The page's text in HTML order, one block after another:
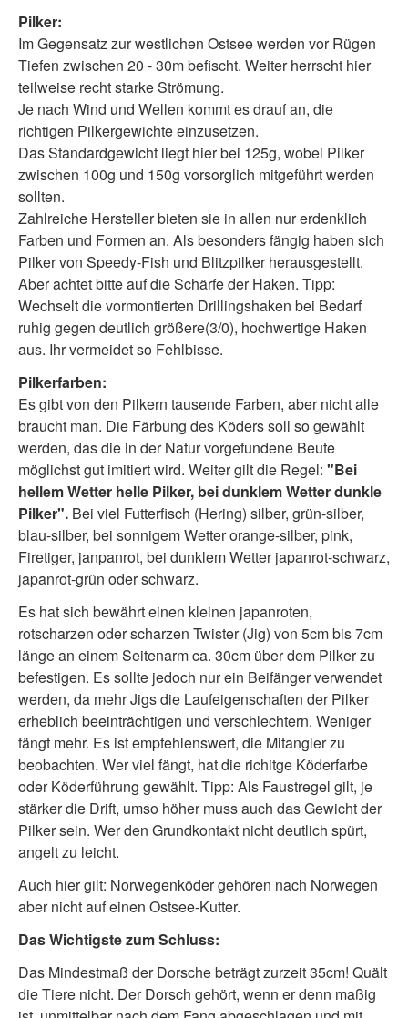
Pilker:
Im Gegensatz zur westlichen Ostsee werden vor Rügen
Tiefen zwischen 20 - 30m befischt. Weiter herrscht hier
teilweise recht starke Strömung.
Je nach Wind und Wellen kommt es drauf an, die
richtigen Pilkergewichte einzusetzen.
Das Standardgewicht liegt hier bei 125g, wobei Pilker
zwischen 100g und 150g vorsorglich mitgeführt werden
sollten.
Zahlreiche Hersteller bieten sie in allen nur erdenklich
Farben und Formen an. Als besonders fängig haben sich
Pilker von Speedy-Fish und Blitzpilker herausgestellt.
Aber achtet bitte auf die Schärfe der Haken. Tipp:
Wechselt die vormontierten Drillingshaken bei Bedarf
ruhig gegen deutlich größere(3/0), hochwertige Haken
aus. Ihr vermeidet so Fehlbisse.
Pilkerfarben:
Es gibt von den Pilkern tausende Farben, aber nicht alle
braucht man. Die Färbung des Köders soll so gewählt
werden, das die in der Natur vorgefundene Beute
möglichst gut imitiert wird. Weiter gilt die Regel: "Bei
hellem Wetter helle Pilker, bei dunklem Wetter dunkle
Pilker". Bei viel Futterfisch (Hering) silber, grün-silber,
blau-silber, bei sonnigem Wetter orange-silber, pink,
Firetiger, janpanrot, bei dunklem Wetter japanrot-schwarz,
japanrot-grün oder schwarz.
Es hat sich bewährt einen kleinen japanroten,
rotscharzen oder scharzen Twister (Jig) von 5cm bis 7cm
länge an einem Seitenarm ca. 30cm über dem Pilker zu
befestigen. Es sollte jedoch nur ein Beifänger verwendet
werden, da mehr Jigs die Laufeigenschaften der Pilker
erheblich beeinträchtigen und verschlechtern. Weniger
fängt mehr. Es ist empfehlenswert, die Mitangler zu
beobachten. Wer viel fängt, hat die richitge Köderfarbe
oder Köderführung gewählt. Tipp: Als Faustregel gilt, je
stärker die Drift, umso höher muss auch das Gewicht der
Pilker sein. Wer den Grundkontakt nicht deutlich spürt,
angelt zu leicht.
Auch hier gilt: Norwegenköder gehören nach Norwegen
aber nicht auf einen Ostsee-Kutter.
Das Wichtigste zum Schluss:
Das Mindestmaß der Dorsche beträgt zurzeit 35cm! Quält
die Tiere nicht. Der Dorsch gehört, wenn er denn maßig